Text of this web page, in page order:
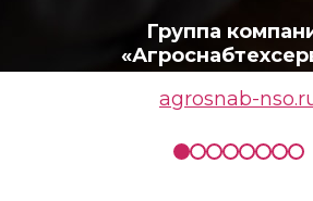
Группа
agrosnab-